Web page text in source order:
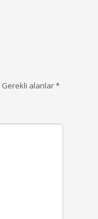
Gerekli alanlar*